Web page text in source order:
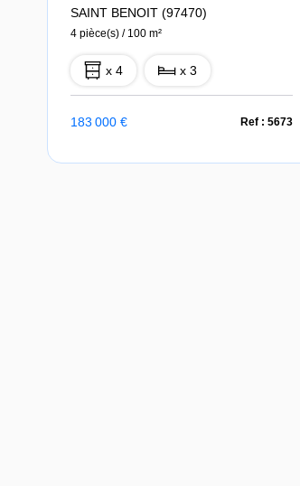
SAINT BENOIT (97470)
4 pièce(s) / 100 m²
x 4 x 3
183 000 € Ref : 5673